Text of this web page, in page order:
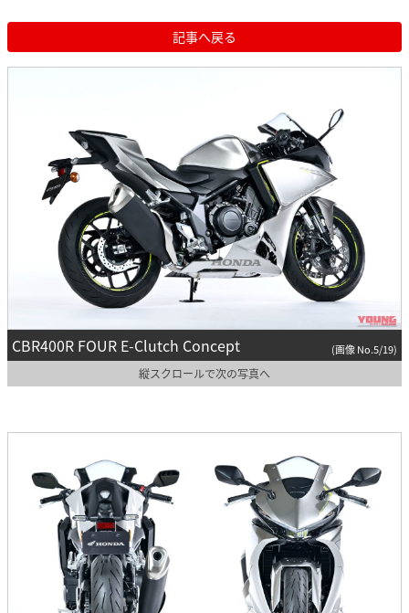
記事へ戻る
CBR400R FOUR E-Clutch Concept (画像 No.5/19)
縦スクロールで次の写真へ